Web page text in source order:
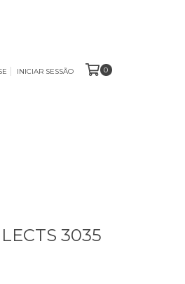
INICIAR SESSÃO 0
3035